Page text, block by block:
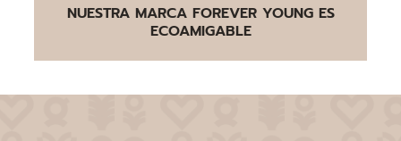
NUESTRA MARCA FOREVER YOUNG ES
ECOAMIGABLE